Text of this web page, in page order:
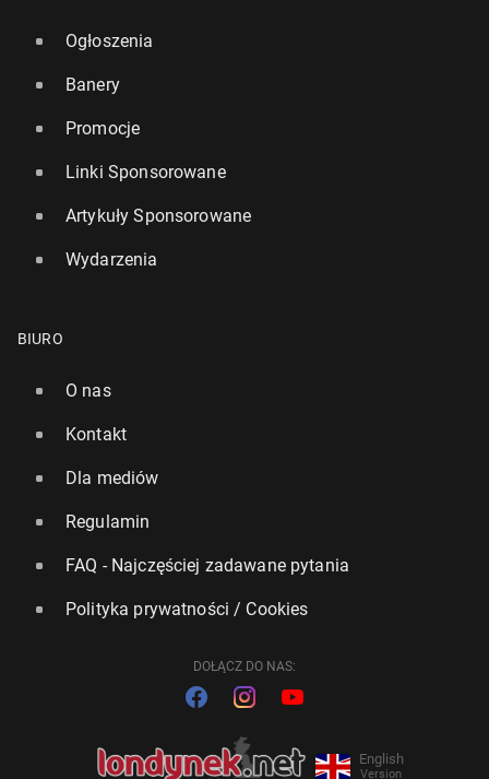
Ogłoszenia
Banery
Promocje
Linki Sponsorowane
Artykuły Sponsorowane
Wydarzenia
BIURO
O nas
Kontakt
Dla mediów
Regulamin
FAQ - Najczęściej zadawane pytania
Polityka prywatności / Cookies
DOŁĄCZ DO NAS:
English
Version